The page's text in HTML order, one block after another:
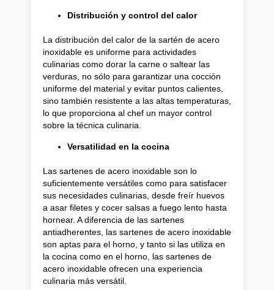
Distribución y control del calor
La distribución del calor de la sartén de acero
inoxidable es uniforme para actividades
culinarias como dorar la carne o saltear las
verduras, no sólo para garantizar una cocción
uniforme del material y evitar puntos calientes,
sino también resistente a las altas temperaturas,
lo que proporciona al chef un mayor control
sobre la técnica culinaria.
Versatilidad en la cocina
Las sartenes de acero inoxidable son lo
suficientemente versátiles como para satisfacer
sus necesidades culinarias, desde freír huevos
a asar filetes y cocer salsas a fuego lento hasta
hornear. A diferencia de las sartenes
antiadherentes, las sartenes de acero inoxidable
son aptas para el horno, y tanto si las utiliza en
la cocina como en el horno, las sartenes de
acero inoxidable ofrecen una experiencia
culinaria más versátil.